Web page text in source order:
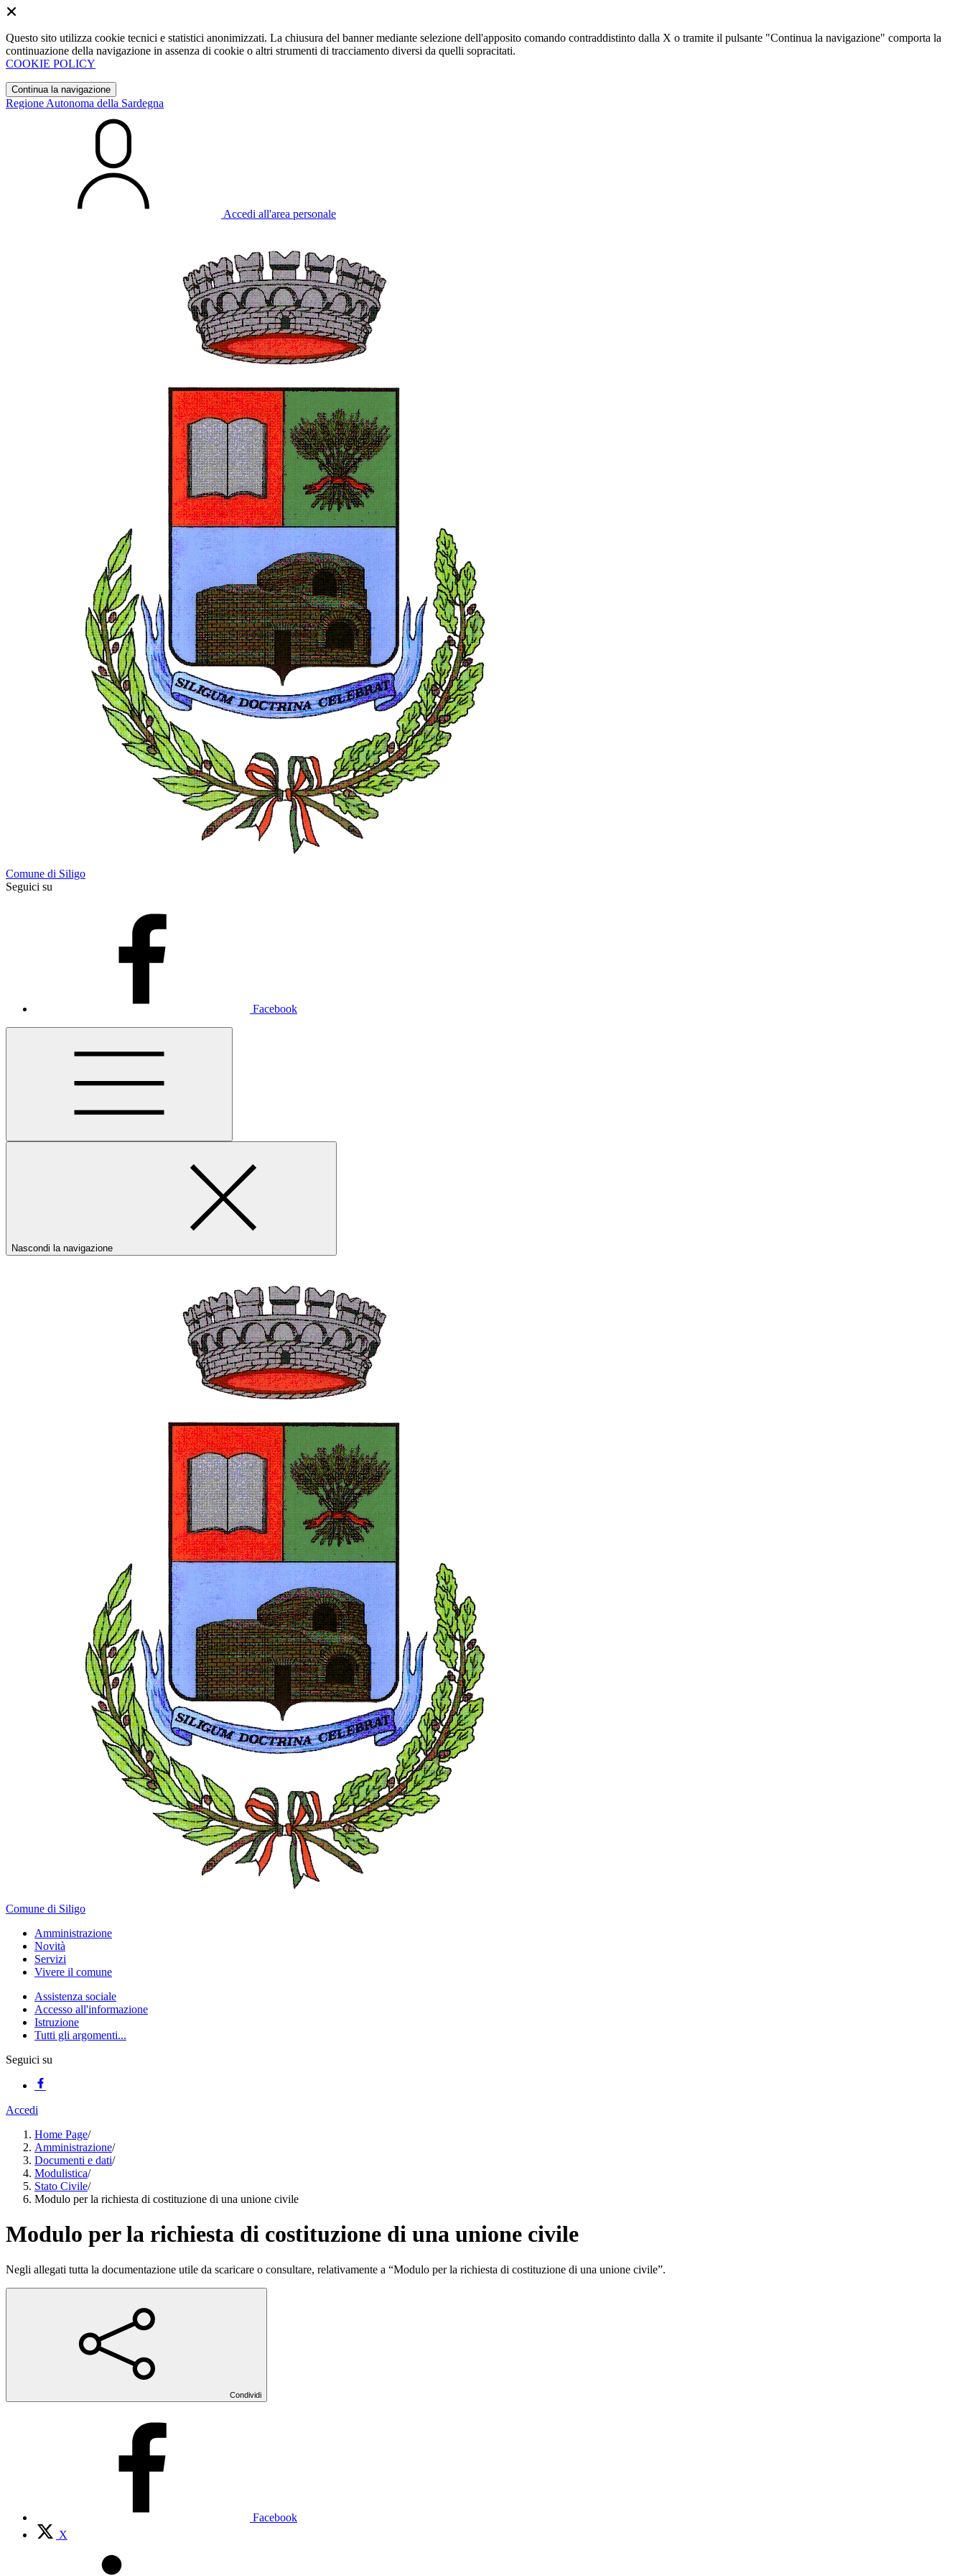
Questo sito utilizza cookie tecnici e statistici anonimizzati. La chiusura del banner mediante selezione dell'apposito comando contraddistinto dalla X o tramite il pulsante "Continua la navigazione" comporta la
continuazione della navigazione in assenza di cookie o altri strumenti di tracciamento diversi da quelli sopracitati.
COOKIE POLICY
Continua la navigazione
Regione Autonoma della Sardegna
Accedi all'area personale
Comune di Siligo
Seguici su
Facebook
Nascondi la navigazione
Comune di Siligo
Amministrazione
Novità
Servizi
Vivere il comune
Assistenza sociale
Accesso all'informazione
Istruzione
Tutti gli argomenti...
Seguici su
Accedi
Home Page/
Amministrazione/
Documenti e dati/
Modulistica/
Stato Civile/
Modulo per la richiesta di costituzione di una unione civile
Modulo per la richiesta di costituzione di una unione civile
Negli allegati tutta la documentazione utile da scaricare o consultare, relativamente a “Modulo per la richiesta di costituzione di una unione civile”.
Condividi
Facebook
X